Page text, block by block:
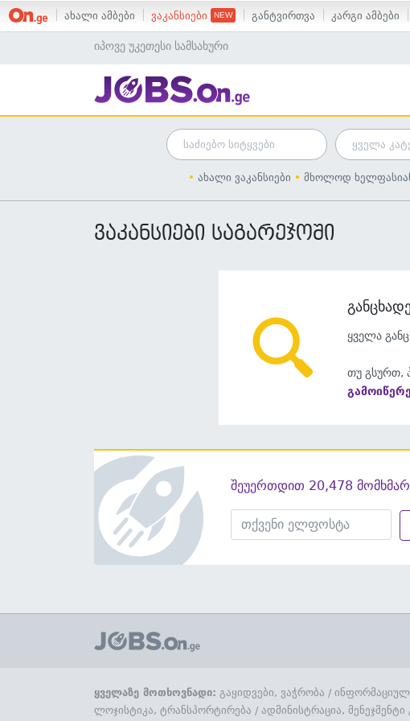
ახალი ამბები ვაკანსიები განტვირთვა კარგი ამბები
იპოვე უკეთესი სამსახური
ახალი ვაკანსიები მხოლოდ
ვაკანსიები საგარეჯოში
ყველა
თუ გსურთ,
შეუერთდით 20,478
ყველაზე მოთხოვნადი: გაყიდვები, ვაჭრობა /
ლოჯისტიკა, ტრანსპორტირება / ადმინისტრაცია, მენეჯმენტი